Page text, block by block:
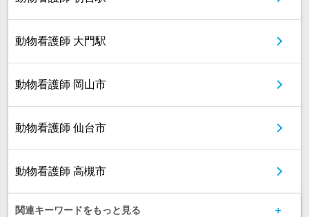
動物看護師 大門駅
動物看護師 岡山市
動物看護師 仙台市
動物看護師 高槻市
関連キーワードをもっと見る